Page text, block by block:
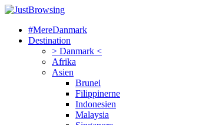
#MereDanmark
Destination
> Danmark <
Afrika
Asien
Brunei
Filippinerne
Indonesien
Malaysia